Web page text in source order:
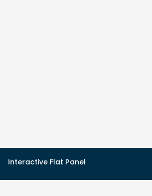
Interactive Flat Panel
Cari